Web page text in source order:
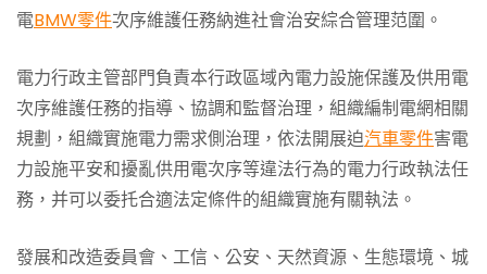
電BMW零件次序維護任務納進社會治安綜合管理范圍。
電力行政主管部門負責本行政區域內電力設施保護及供用電
次序維護任務的指導、協調和監督治理，組織編制電網相關
規劃，組織實施電力需求側治理，依法開展迫汽車零件害電
力設施平安和擾亂供用電次序等違法行為的電力行政執法任
務，并可以委托合適法定條件的組織實施有關執法。
發展和改造委員會、工信、公安、天然資源、生態環境、城